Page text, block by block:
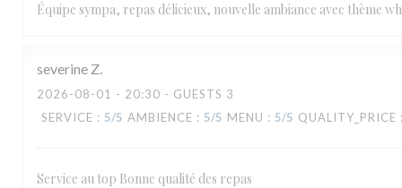
Équipe sympa, repas délicieux, nouvelle ambiance avec thème
severine Z
2026-08-01 - 20:30 - GUESTS 3
SERVICE : 5/5 AMBIENCE : 5/5 MENU : 5/5 QUALITY_PRICE
Service au top Bonne qualité des repas